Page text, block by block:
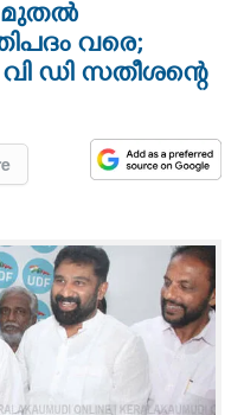
മുതൽ
വരെ;
ഡി സതീശന്റെ